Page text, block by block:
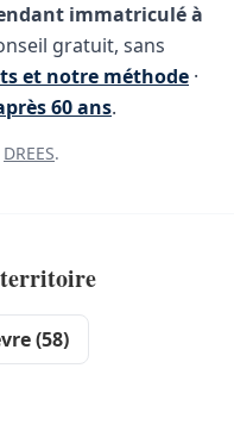
immatriculé à
gratuit, sans
et notre méthode ·
60 ans.
DREES.
territoire
(58)